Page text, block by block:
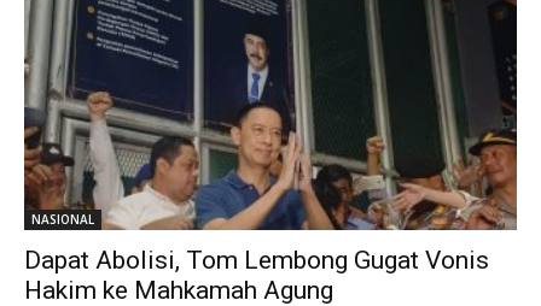
NASIONAL
Dapat Abolisi, Tom Lembong Gugat Vonis
Hakim ke Mahkamah Agung